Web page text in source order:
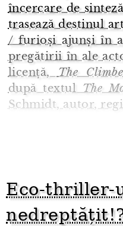
încercare de
trasează destinul
/ furioși ajunși în
pregătirii în ale
licență, The
după textul The
Schmidt, autor,
Eco-thriller-